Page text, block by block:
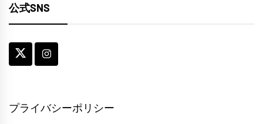
公式SNS
プライバシーポリシー